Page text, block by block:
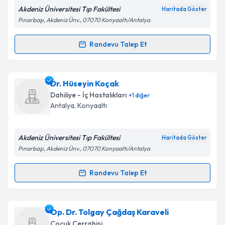
E-posta Adresiniz
Kişisel verilerimin işlenmesine ilişkinAydınlatma
kapsamda işlenmesini kabul ediyorum.
Takvim Talebini Gönder
Akdeniz Üniversitesi Tıp Fakültesi Haritada Göster
Pınarbaşı, Akdeniz Ünv., 07070 Konyaaltı/Antalya
Randevu Talep Et
Randevu Takvimi Talebi
Dr. Öğr. Üyesi Aygen Yılmaz
talebi oluşturun. Size bu uzmandan randevu almanız
için bir takvim hazırlandığında e-posta ile
bilgilendireceğiz.
E-posta Adresiniz
Kişisel verilerimin işlenmesine ilişkinAydınlatma
kapsamda işlenmesini kabul ediyorum.
Dr. Hüseyin Koçak
Dahiliye - İç Hastalıkları +1diğer
Antalya, Konyaaltı
Akdeniz Üniversitesi Tıp Fakültesi Haritada Göster
Pınarbaşı, Akdeniz Ünv., 07070 Konyaaltı/Antalya
Randevu Talep Et
Randevu Takvimi Talebi
Dr. Hüseyin Koçakiçin randevu takvimi talebi
oluşturun. Size bu uzmandan randevu almanız için bir
Op. Dr. Tolgay Çağdaş Karaveli